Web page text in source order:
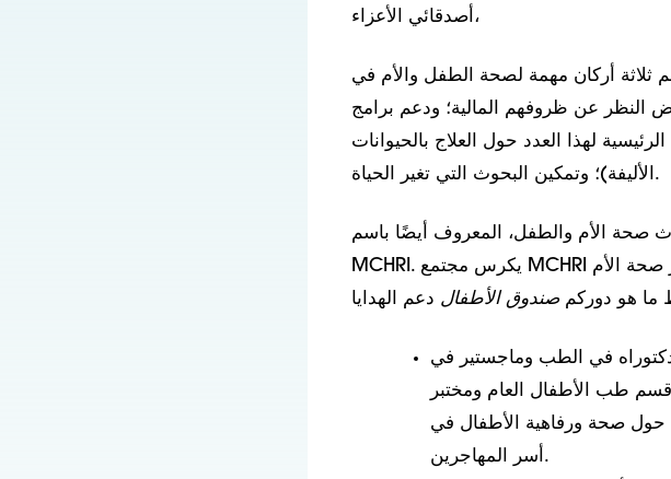
أصدقائي الأعزاء،
ثلاثة أركان مهمة لصحة الطفل والأم في
النظر عن ظروفهم المالية؛ ودعم برامج
لهذا العدد حول العلاج بالحيوانات
الأليفة)؛ وتمكين البحوث التي تغير الحياة.
صحة الأم والطفل، المعروف أيضًا باسم
MCHRI. يكرس مجتمع MCHRI بأكمله جهوده للعب دور ريادي محليًا وعالميًا لتعزيز صحة الأم
ما هو دوركمصندوق الأطفال
في الطب وماجستير في
طب الأطفال العام ومختبر
صحة ورفاهية الأطفال في
أسر المهاجرين.